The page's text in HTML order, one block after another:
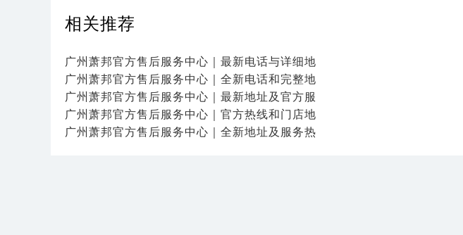
相关推荐
广州萧邦官方售后服务中心｜最新电话与详细地
广州萧邦官方售后服务中心｜全新电话和完整地
广州萧邦官方售后服务中心｜最新地址及官方服
广州萧邦官方售后服务中心｜官方热线和门店地
广州萧邦官方售后服务中心｜全新地址及服务热